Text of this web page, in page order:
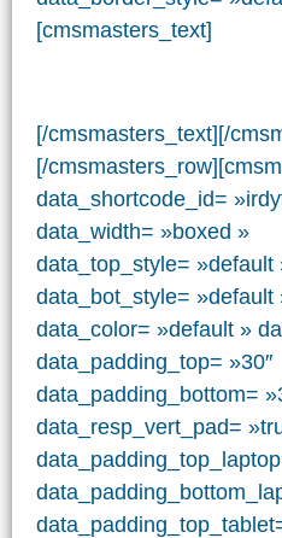
[cmsmasters_text]
[/cmsmasters_text][/
[/
data_shortcode_id=
data_width= »boxed »
data_top_style= »default
data_bot_style= »default
data_color= »default »
data_padding_top= »30″
data_padding_bottom=
data_resp_vert_pad=